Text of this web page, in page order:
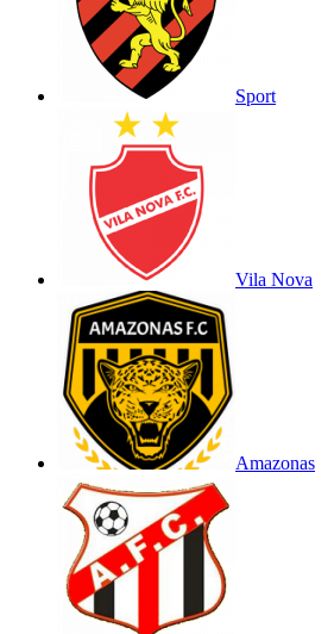
Sport
Vila Nova
Amazonas